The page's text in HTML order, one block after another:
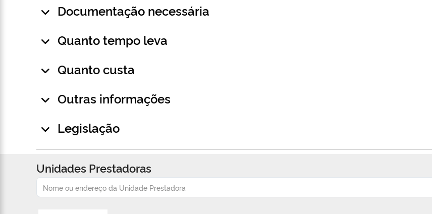
Documentação necessária
Quanto tempo leva
Quanto custa
Outras informações
Legislação
Unidades Prestadoras